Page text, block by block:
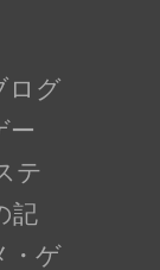
ログ
ー
テ
記
・ゲ